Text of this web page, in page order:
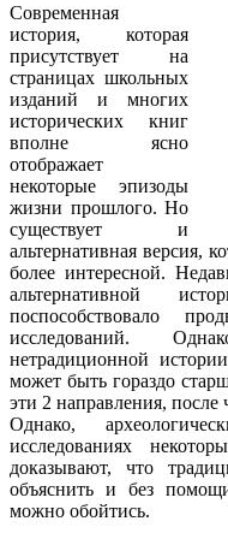
Современная
история, которая
присутствует на
страницах школьных
изданий и многих
исторических книг
вполне ясно
отображает
некоторые эпизоды
жизни прошлого. Но
существует и
альтернативная версия,
более интересной.
альтернативной
поспособствовало
исследований.
нетрадиционной
может быть гораздо
эти 2 направления, после
Однако,
исследованиях
доказывают, что
объяснить и без
можно обойтись.